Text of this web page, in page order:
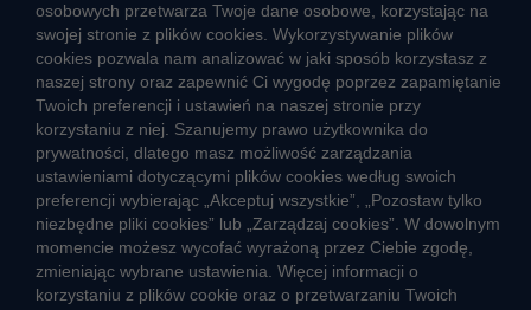
CIEPŁO SYSTEMOWE
Zalety ciepła systemowego
Ciepło przez cały rok
Usługi okołociepłownicze
Informacje ciepła systemowego
JAK POWSTAJE CIEPŁO
ŹRÓDŁA CIEPŁA
osobowych przetwarza Twoje dane osobowe, korzystając na
swojej stronie z plików cookies. Wykorzystywanie plików
cookies pozwala nam analizować w jaki sposób korzystasz z
naszej strony oraz zapewnić Ci wygodę poprzez zapamiętanie
Twoich preferencji i ustawień na naszej stronie przy
korzystaniu z niej. Szanujemy prawo użytkownika do
prywatności, dlatego masz możliwość zarządzania
ustawieniami dotyczącymi plików cookies według swoich
preferencji wybierając „Akceptuj wszystkie”, „Pozostaw tylko
niezbędne pliki cookies” lub „Zarządzaj cookies”. W dowolnym
momencie możesz wycofać wyrażoną przez Ciebie zgodę,
zmieniając wybrane ustawienia. Więcej informacji o
korzystaniu z plików cookie oraz o przetwarzaniu Twoich